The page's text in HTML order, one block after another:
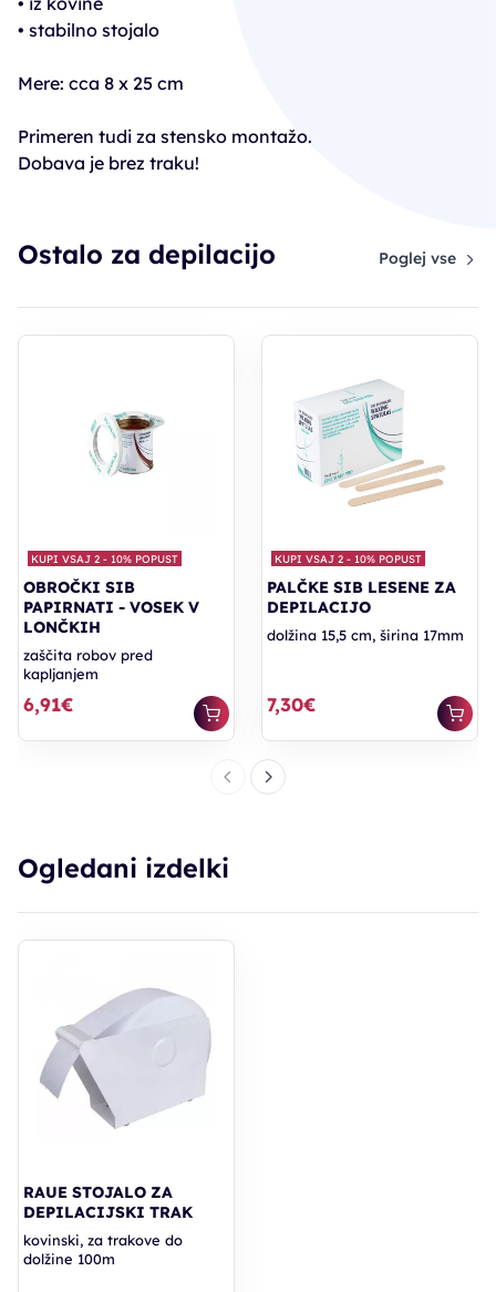
• stabilno stojalo
Mere: cca 8 x 25 cm
Primeren tudi za stensko montažo.
Dobava je brez traku!
Ostalo za depilacijo Poglej vse
KUPI VSAJ 2 - 10% POPUST
OBROČKI SIB
PAPIRNATI - VOSEK V
LONČKIH
zaščita robov pred
kapljanjem
6,91€
KUPI VSAJ 2 - 10% POPUST
PALČKE SIB LESENE ZA
DEPILACIJO
dolžina 15,5 cm, širina 17mm
7,30€
Ogledani izdelki
RAUE STOJALO ZA
DEPILACIJSKI TRAK
kovinski, za trakove do
dolžine 100m